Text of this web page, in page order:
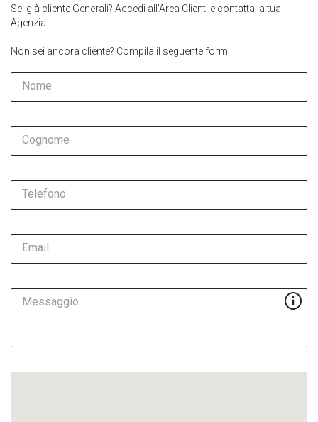
Sei già cliente Generali? Accedi all’Area Clienti e contatta la tua
Agenzia
Non sei ancora cliente? Compila il seguente form
Nome
Cognome
Telefono
Email
Messaggio